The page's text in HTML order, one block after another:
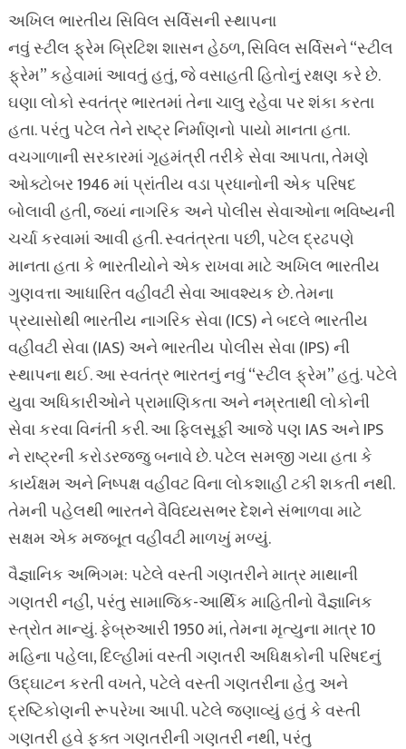
અખિલ ભારતીય સિવિલ સર્વિસની સ્થાપના
નવું સ્ટીલ ફ્રેમ બ્રિટિશ શાસન હેઠળ, સિવિલ સર્વિસને “સ્ટીલ
ફ્રેમ” કહેવામાં આવતું હતું, જે વસાહતી હિતોનું રક્ષણ કરે છે.
ઘણા લોકો સ્વતંત્ર ભારતમાં તેના ચાલુ રહેવા પર શંકા કરતા
હતા. પરંતુ પટેલ તેને રાષ્ટ્ર નિર્માણનો પાયો માનતા હતા.
વચગાળાની સરકારમાં ગૃહમંત્રી તરીકે સેવા આપતા, તેમણે
ઓક્ટોબર 1946 માં પ્રાંતીય વડા પ્રધાનોની એક પરિષદ
બોલાવી હતી, જ્યાં નાગરિક અને પોલીસ સેવાઓના ભવિષ્યની
ચર્ચા કરવામાં આવી હતી. સ્વતંત્રતા પછી, પટેલ દ્રઢપણે
માનતા હતા કે ભારતીયોને એક રાખવા માટે અખિલ ભારતીય
ગુણવત્તા આધારિત વહીવટી સેવા આવશ્યક છે. તેમના
પ્રયાસોથી ભારતીય નાગરિક સેવા (ICS) ને બદલે ભારતીય
વહીવટી સેવા (IAS) અને ભારતીય પોલીસ સેવા (IPS) ની
સ્થાપના થઈ. આ સ્વતંત્ર ભારતનું નવું “સ્ટીલ ફ્રેમ” હતું. પટેલે
યુવા અધિકારીઓને પ્રામાણિકતા અને નમ્રતાથી લોકોની
સેવા કરવા વિનંતી કરી. આ ફિલસૂફી આજે પણ IAS અને IPS
ને રાષ્ટ્રની કરોડરજ્જુ બનાવે છે. પટેલ સમજી ગયા હતા કે
કાર્યક્ષમ અને નિષ્પક્ષ વહીવટ વિના લોકશાહી ટકી શકતી નથી.
તેમની પહેલથી ભારતને વૈવિધ્યસભર દેશને સંભાળવા માટે
સક્ષમ એક મજબૂત વહીવટી માળખું મળ્યું.
વૈજ્ઞાનિક અભિગમ: પટેલે વસ્તી ગણતરીને માત્ર માથાની
ગણતરી નહીં, પરંતુ સામાજિક-આર્થિક માહિતીનો વૈજ્ઞાનિક
સ્ત્રોત માન્યું. ફેબ્રુઆરી 1950 માં, તેમના મૃત્યુના માત્ર 10
મહિના પહેલા, દિલ્હીમાં વસ્તી ગણતરી અધિક્ષકોની પરિષદનું
ઉદ્ઘાટન કરતી વખતે, પટેલે વસ્તી ગણતરીના હેતુ અને
દ્રષ્ટિકોણની રૂપરેખા આપી. પટેલે જણાવ્યું હતું કે વસ્તી
ગણતરી હવે ફક્ત ગણતરીની ગણતરી નથી, પરંતુ